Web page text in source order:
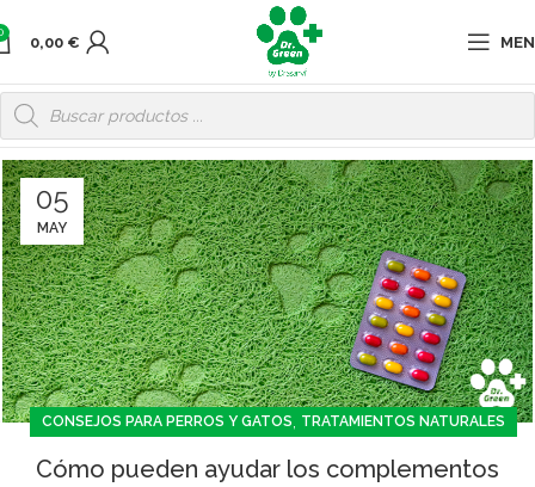
0,00 €
05
MAY
CONSEJOS PARA PERROS Y GATOS TRATAMIENTOS NATURALES
Cómo pueden ayudar los complementos